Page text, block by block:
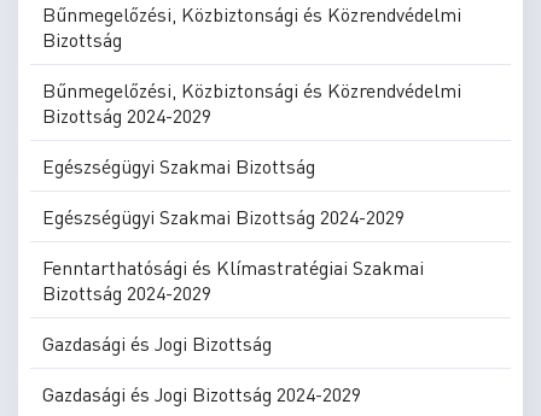
Bűnmegelőzési, Közbiztonsági és Közrendvédelmi
Bizottság
Bűnmegelőzési, Közbiztonsági és Közrendvédelmi
Bizottság 2024-2029
Egészségügyi Szakmai Bizottság
Egészségügyi Szakmai Bizottság 2024-2029
Fenntarthatósági és Klímastratégiai Szakmai
Bizottság 2024-2029
Gazdasági és Jogi Bizottság
Gazdasági és Jogi Bizottság 2024-2029